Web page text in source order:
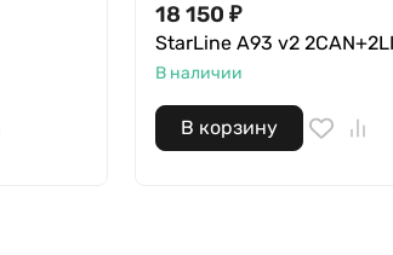
18 150 ₽
StarLine A93 v2
В наличии
В корзину